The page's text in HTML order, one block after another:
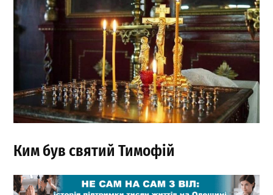
Ким був святий Тимофій